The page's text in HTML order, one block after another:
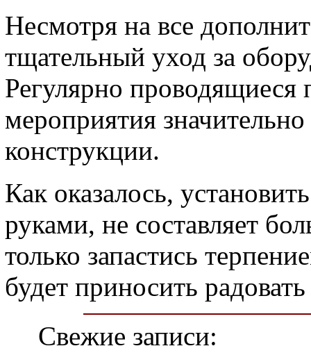
Несмотря на все
тщательный уход за
Регулярно проводящиеся
мероприятия
конструкции.
Как оказалось,
руками, не составляет
только запастись
будет приносить
Свежие записи: